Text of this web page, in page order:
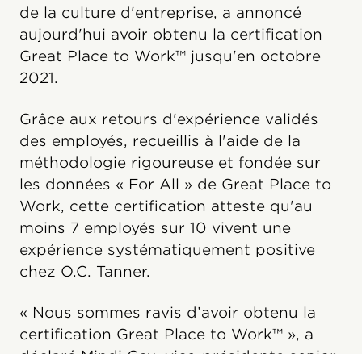
de la culture d'entreprise, a annoncé
aujourd'hui avoir obtenu la certification
Great Place to Work™ jusqu'en octobre
2021.
Grâce aux retours d'expérience validés
des employés, recueillis à l'aide de la
méthodologie rigoureuse et fondée sur
les données « For All » de Great Place to
Work, cette certification atteste qu'au
moins 7 employés sur 10 vivent une
expérience systématiquement positive
chez O.C. Tanner.
« Nous sommes ravis d’avoir obtenu la
certification Great Place to Work™ », a